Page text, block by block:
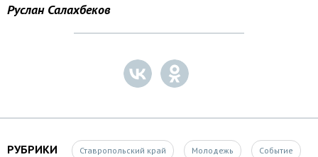
Руслан Салахбеков
РУБРИКИ Ставропольский край Молодежь Событие